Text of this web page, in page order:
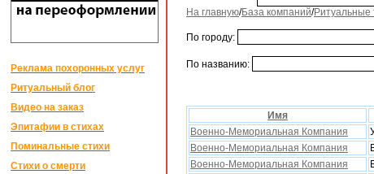
Реклама похоронных услуг
Ритуальный блог
Видео на заказ
Эпитафии в стихах
Поминальные стихи
Стихи о смерти
На главную/База компаний/Ритуальные
По городу:
По названию:
Имя
Военно-Мемориальная Компания
Военно-Мемориальная Компания
Военно-Мемориальная Компания